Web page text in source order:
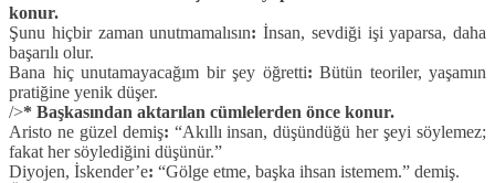
konur.
Şunu hiçbir zaman unutmamalısın: İnsan, sevdiği işi yaparsa, daha
başarılı olur.
Bana hiç unutamayacağım bir şey öğretti: Bütün teoriler, yaşamın
pratiğine yenik düşer.
/>* Başkasından aktarılan cümlelerden önce konur.
Aristo ne güzel demiş: “Akıllı insan, düşündüğü her şeyi söylemez;
fakat her söylediğini düşünür.”
Diyojen, İskender’e: “Gölge etme, başka ihsan istemem.” demiş.